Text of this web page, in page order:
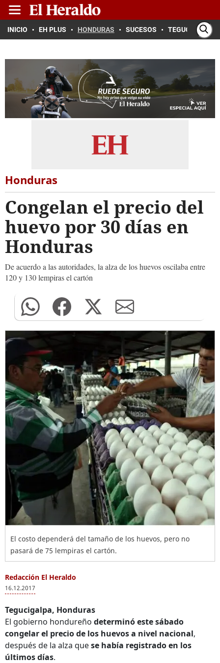
INICIO EH PLUS HONDURAS SUCESOS TEGUCIGALPA
Honduras
Congelan el precio del
huevo por 30 días en
Honduras
De acuerdo a las autoridades, la alza de los huevos oscilaba entre
120 y 130 lempiras el cartón
El costo dependerá del tamaño de los huevos, pero no
pasará de 75 lempiras el cartón.
Redacción El Heraldo
16.12.2017
Tegucigalpa, Honduras
El gobierno hondureño determinó este sábado
congelar el precio de los huevos a nivel nacional,
después de la alza quese había registrado en los
últimos días.